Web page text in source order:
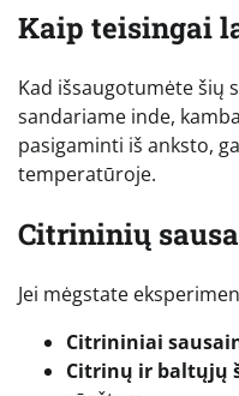
Kaip teisingai
Kad išsaugotumėte šių
sandariame inde,
pasigaminti iš anksto,
temperatūroje.
Citrininių
Jei mėgstate
Citrininiai
Citrinų ir baltųjų